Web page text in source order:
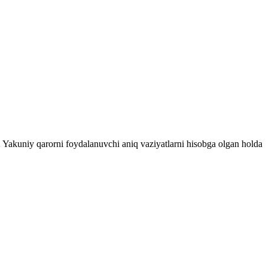
qarorni foydalanuvchi aniq vaziyatlarni hisobga olgan holda